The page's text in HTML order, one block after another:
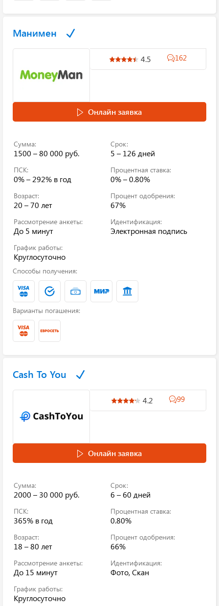
Манимен
4.5 162
Онлайн заявка
Сумма:
1500 – 80 000 руб.
Срок:
5 – 126 дней
ПСК:
0% – 292% в год
Процентная ставка:
0% – 0.80%
Возраст:
20 – 70 лет
Процент одобрения:
67%
Рассмотрение анкеты:
До 5 минут
Идентификация:
Электронная подпись
График работы:
Круглосуточно
Способы получения:
Варианты погашения:
Cash To You
4.2 99
Онлайн заявка
Сумма:
2000 – 30 000 руб.
Срок:
6 – 60 дней
ПСК:
365% в год
Процентная ставка:
0.80%
Возраст:
18 – 80 лет
Процент одобрения:
66%
Рассмотрение анкеты:
До 15 минут
Идентификация:
Фото, Скан
График работы:
Круглосуточно